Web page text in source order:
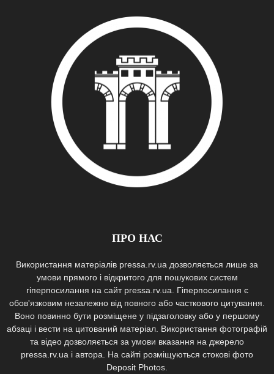
ПРО НАС
Використання матеріалів pressa.rv.ua дозволяється лише за
умови прямого і відкритого для пошукових систем
гіперпосилання на сайт pressa.rv.ua. Гіперпосилання є
обов'язковим незалежно від повного або часткового цитування.
Воно повинно бути розміщене у підзаголовку або у першому
абзаці і вести на цитований матеріал. Використання фотографій
та відео дозволяється за умови вказання на джерело
pressa.rv.ua і автора. На сайті розміщуються стокові фото
Deposit Photos.